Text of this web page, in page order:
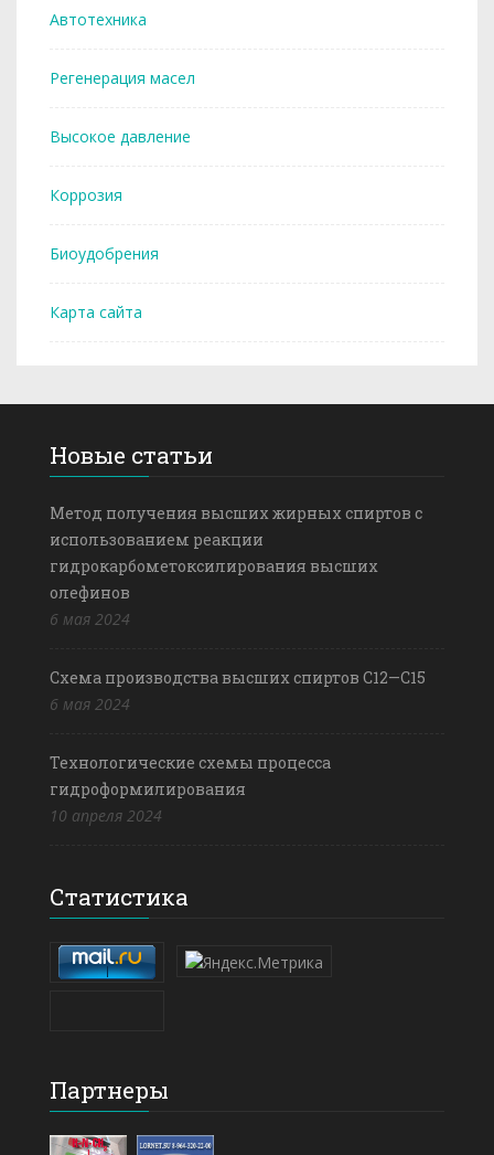
Автотехника
Регенерация масел
Высокое давление
Коррозия
Биоудобрения
Карта сайта
Новые статьи
Метод получения высших жирных спиртов с
использованием реакции
гидрокарбометоксилирования высших
олефинов
6 мая 2024
Схема производства высших спиртов С12—С15
6 мая 2024
Технологические схемы процесса
гидроформилирования
10 апреля 2024
Статистика
Партнеры